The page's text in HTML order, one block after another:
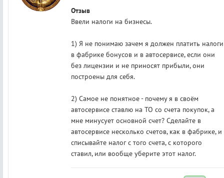
Отзыв
Ввели налоги на бизнесы.
1) Я не понимаю зачем я должен платить налоги
в фабрике бонусов и в автосервисе, если они
без лицензии и не приносят прибыли, они
построены для себя.
2) Самое не понятное - почему я в своём
автосервисе ставлю на ТО со счета покупок, а
мне минусует основной счет? Сделайте в
автосервисе несколько счетов, как в фабрике, и
списывайте налог с того счета, с которого
ставил, или вообще уберите этот налог.